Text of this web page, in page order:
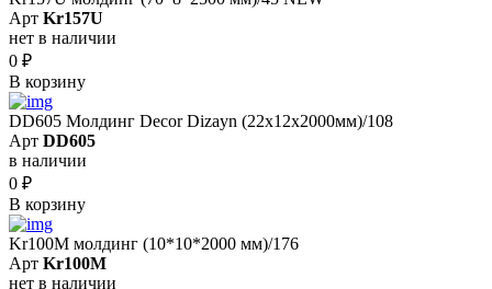
Арт Kr157U
нет в наличии
0 ₽
В корзину
DD605 Молдинг Decor Dizayn (22х12x2000мм)/108
Арт DD605
в наличии
0 ₽
В корзину
Kr100M молдинг (10*10*2000 мм)/176
Арт Kr100M
нет в наличии